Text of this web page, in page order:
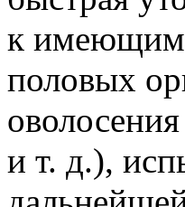
к
половых
и т. д.),